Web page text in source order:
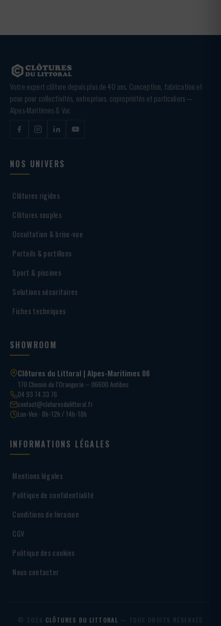
Votre expert clôture depuis plus de 40 ans. Conception, fabrication et
pose pour collectivités, entreprises, copropriétés et particuliers —
Alpes-Maritimes & Var.
NOS UNIVERS
Clôtures rigides
Clôtures souples
Occultation & brise-vue
Portails & portillons
Sport & piscines
Solutions sécuritaires
Fiches techniques
SHOWROOM
Clôtures du Littoral | Alpes-Maritimes 06
170 Chemin de l’Orangerie – 06600 Antibes
04 93 74 33 76
contact@cloturesdulittoral.fr
Lun-Ven · 8h-12h / 14h-18h
INFORMATIONS LÉGALES
Mentions légales
Politique de confidentialité
Conditions de livraison
CGV
Politique des cookies
Nous contacter
© 2026 CLÔTURES DU LITTORAL — TOUS DROITS RÉSERVÉS